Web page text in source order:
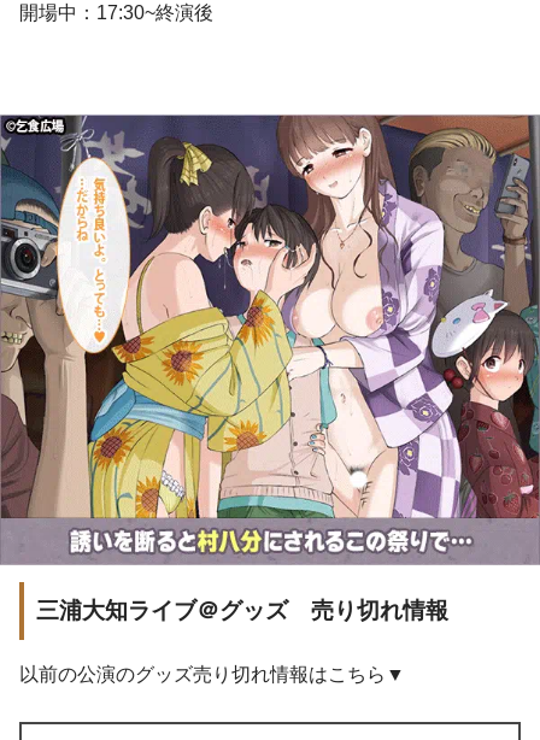
開場中：17:30~終演後
三浦大知ライブ＠グッズ 売り切れ情報
以前の公演のグッズ売り切れ情報はこちら▼